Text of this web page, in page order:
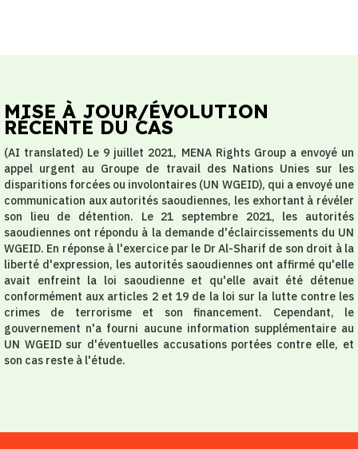
MISE À JOUR/ÉVOLUTION
RÉCENTE DU CAS
(AI translated) Le 9 juillet 2021, MENA Rights Group a envoyé un
appel urgent au Groupe de travail des Nations Unies sur les
disparitions forcées ou involontaires (UN WGEID), qui a envoyé une
communication aux autorités saoudiennes, les exhortant à révéler
son lieu de détention. Le 21 septembre 2021, les autorités
saoudiennes ont répondu à la demande d'éclaircissements du UN
WGEID. En réponse à l'exercice par le Dr Al-Sharif de son droit à la
liberté d'expression, les autorités saoudiennes ont affirmé qu'elle
avait enfreint la loi saoudienne et qu'elle avait été détenue
conformément aux articles 2 et 19 de la loi sur la lutte contre les
crimes de terrorisme et son financement. Cependant, le
gouvernement n'a fourni aucune information supplémentaire au
UN WGEID sur d'éventuelles accusations portées contre elle, et
son cas reste à l'étude.